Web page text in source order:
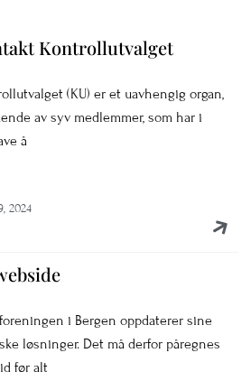
Kontrollutvalget
(KU) er et uavhengig organ,
av syv medlemmer, som har i
å
2024
i Bergen oppdaterer sine
løsninger. Det må derfor påregnes
før alt